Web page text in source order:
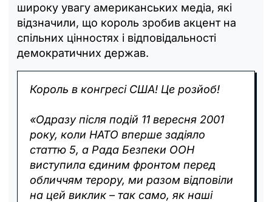
широку увагу американських медіа, які
відзначили, що король зробив акцент на
спільних цінностях і відповідальності
демократичних держав.
Король в конгресі США! Це розйоб!
«Одразу після подій 11 вересня 2001
року, коли НАТО вперше задіяло
статтю 5, а Рада Безпеки ООН
виступила єдиним фронтом перед
обличчям терору, ми разом відповіли
на цей виклик – так само, як наші